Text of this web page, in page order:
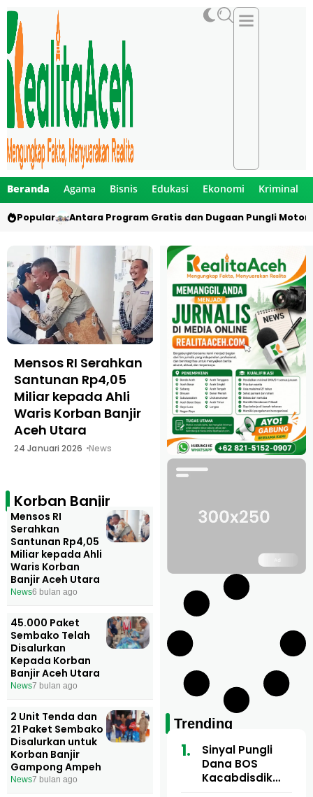
Beranda Agama Bisnis Edukasi Ekonomi Kriminal
Popular Antara Program Gratis dan Dugaan Pungli Motor
Mensos RI Serahkan
Santunan Rp4,05
Miliar kepada Ahli
Waris Korban Banjir
Aceh Utara
24 Januari 2026 News
45.000 Paket
Sembako Telah
Disalurkan Kepada
Korban Banjir Aceh
Utara
9 Januari 2026 News
Korban Banjir
Mensos RI
Serahkan
Santunan Rp4,05
Miliar kepada Ahli
Waris Korban
Banjir Aceh Utara
News6 bulan ago
45.000 Paket
Sembako Telah
Disalurkan
Kepada Korban
Banjir Aceh Utara
News7 bulan ago
2 Unit Tenda dan
21 Paket Sembako
Disalurkan untuk
Korban Banjir
Gampong Ampeh
News7 bulan ago
Trending
Sinyal Pungli
Dana BOS
Kacabdisdik